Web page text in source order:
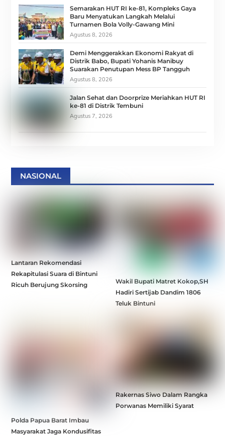
Semarakan HUT RI ke-81, Kompleks Gaya
Baru Menyatukan Langkah Melalui
Turnamen Bola Volly-Gawang Mini
Agustus 8, 2026
Demi Menggerakkan Ekonomi Rakyat di
Distrik Babo, Bupati Yohanis Manibuy
Suarakan Penutupan Mess BP Tangguh
Agustus 8, 2026
Jalan Sehat dan Doorprize Meriahkan HUT RI
ke-81 di Distrik Tembuni
Agustus 7, 2026
NASIONAL
Lantaran Rekomendasi
Rekapitulasi Suara di Bintuni
Ricuh Berujung Skorsing
Wakil Bupati Matret Kokop,SH
Hadiri Sertijab Dandim 1806
Teluk Bintuni
Polda Papua Barat Imbau
Masyarakat Jaga Kondusifitas
Rakernas Siwo Dalam Rangka
Porwanas Memiliki Syarat